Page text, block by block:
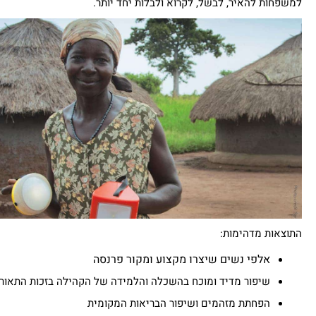
התוצאות מדהימות:
אלפי נשים שיצרו מקצוע ומקור פרנסה
שיפור מדיד ומוכח בהשכלה והלמידה של הקהילה בזכות
הפחתת מזהמים ושיפור הבריאות המקומית